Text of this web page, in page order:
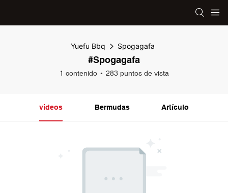
Yuefu Bbq Spogagafa
#Spogagafa
1 contenido 283 puntos de vista
videos Bermudas Artículo